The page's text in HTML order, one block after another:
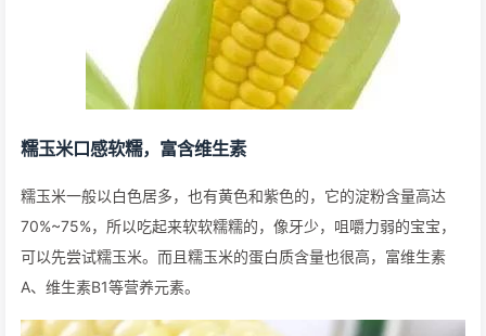
糯玉米口感软糯，富含维生素
糯玉米一般以白色居多，也有黄色和紫色的，它的淀粉含量高达
70%~75%，所以吃起来软软糯糯的，像牙少，咀嚼力弱的宝宝，
可以先尝试糯玉米。而且糯玉米的蛋白质含量也很高，富维生素
A、维生素B1等营养元素。